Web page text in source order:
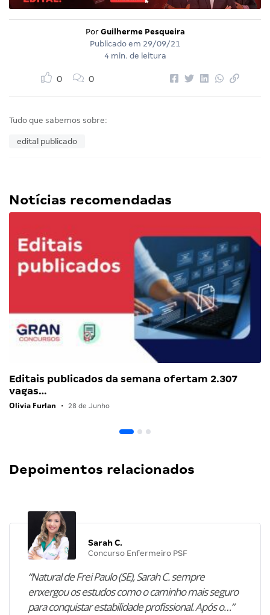
Por Guilherme Pesqueira
Publicado em 29/09/21
4 min. de leitura
0 0
Tudo que sabemos sobre:
edital publicado
Notícias recomendadas
Editais publicados da semana ofertam 2.307
vagas…
Olivia Furlan • 28 de Junho
Depoimentos relacionados
Sarah C.
Concurso Enfermeiro PSF
“Natural de Frei Paulo (SE), Sarah C. sempre
enxergou os estudos como o caminho mais seguro
para conquistar estabilidade profissional. Após o…”